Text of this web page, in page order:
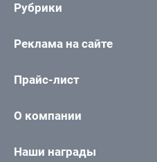
Рубрики
Реклама на сайте
Прайс-лист
О компании
Наши награды